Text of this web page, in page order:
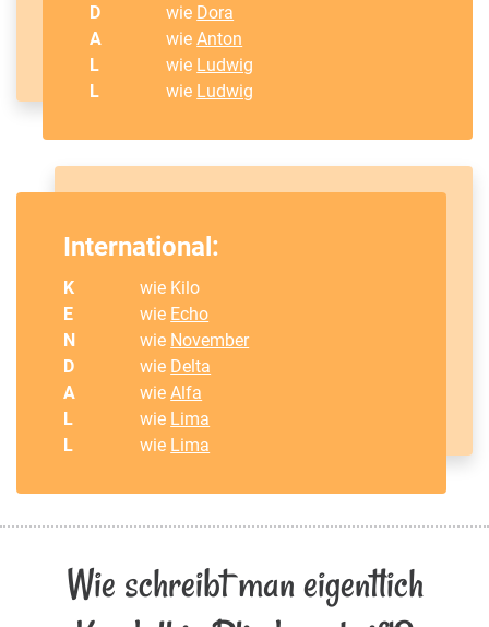
D
wie Dora
A
wieAnton
L
wie Ludwig
L
wie Ludwig
International:
K
wie Kilo
E
wie Echo
N
wie November
D
wie Delta
A
wieAlfa
L
wie Lima
L
wie Lima
Wie schreibt man eigentlich